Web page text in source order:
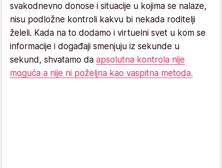
svakodnevno donose i situacije u kojima se nalaze,
nisu podložne kontroli kakvu bi nekada roditelji
želeli. Kada na to dodamo i virtuelni svet u kom se
informacije i događaji smenjuju iz sekunde u
sekund, shvatamo da apsolutna kontrola nije
moguća a nije ni poželjna kao vaspitna metoda.